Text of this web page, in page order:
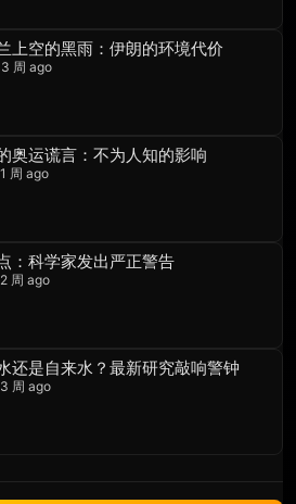
上空的黑雨：伊朗的环境代价
周 ago
奥运谎言：不为人知的影响
周 ago
：科学家发出严正警告
周 ago
还是自来水？最新研究敲响警钟
周 ago